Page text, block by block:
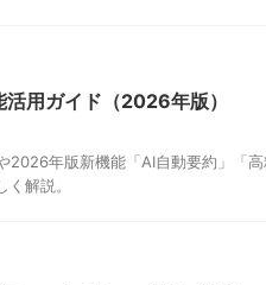
用ガイド（2026年版）
年版新機能「AI自動要約」「
解説。